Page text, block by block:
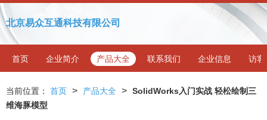
北京易众互通科技有限公司
首页 企业简介 产品大全 联系我们 企业信息 访客
当前位置： 首页 > 产品大全 > SolidWorks入门实战 轻松绘制三
维海豚模型